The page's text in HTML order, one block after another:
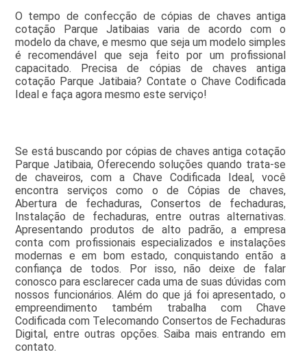
O tempo de confecção de cópias de chaves antiga
cotação Parque Jatibaias varia de acordo com o
modelo da chave, e mesmo que seja um modelo simples
é recomendável que seja feito por um profissional
capacitado. Precisa de cópias de chaves antiga
cotação Parque Jatibaia? Contate o Chave Codificada
Ideal e faça agora mesmo este serviço!
Se está buscando por cópias de chaves antiga cotação
Parque Jatibaia, Oferecendo soluções quando trata-se
de chaveiros, com a Chave Codificada Ideal, você
encontra serviços como o de Cópias de chaves,
Abertura de fechaduras, Consertos de fechaduras,
Instalação de fechaduras, entre outras alternativas.
Apresentando produtos de alto padrão, a empresa
conta com profissionais especializados e instalações
modernas e em bom estado, conquistando então a
confiança de todos. Por isso, não deixe de falar
conosco para esclarecer cada uma de suas dúvidas com
nossos funcionários. Além do que já foi apresentado, o
empreendimento também trabalha com Chave
Codificada com Telecomando Consertos de Fechaduras
Digital, entre outras opções. Saiba mais entrando em
contato.